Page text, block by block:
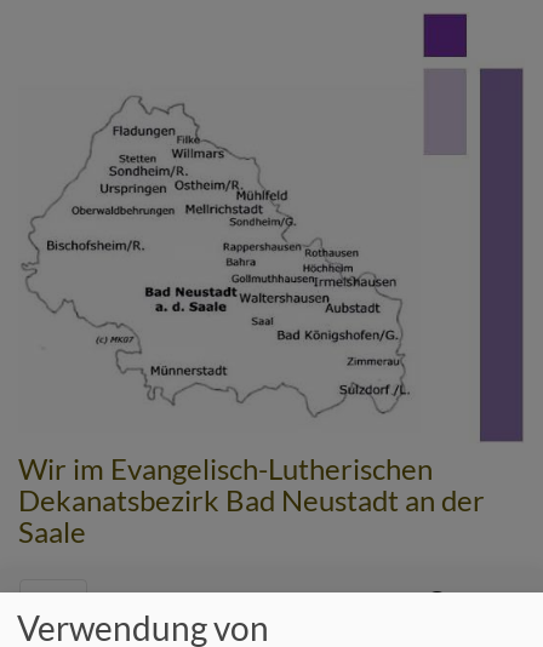
Wir im Evangelisch-Lutherischen
Dekanatsbezirk Bad Neustadt an der
Saale
Hauptnavigation
Verwendung von